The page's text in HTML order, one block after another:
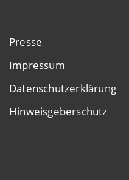
Presse
Impressum
Datenschutzerklärung
Hinweisgeberschutz